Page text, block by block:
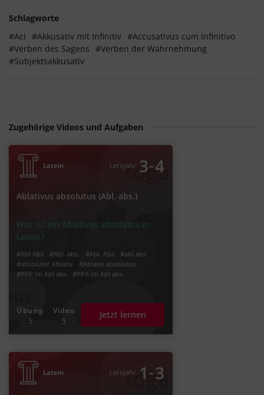
Schlagworte
#AcI #Akkusativ mit Infinitiv #Accusativus cum infinitivo
#Verben des Sagens #Verben der Wahrnehmung
#Subjektsakkusativ
Zugehörige Videos und Aufgaben
Latein Lernjahr 3‐4
Ablativus absolutus (Abl. abs.)
Was ist ein Ablativus absolutus in
Latein?
#Abl Abs #Abl. abs. #Abl. Abs
#abl.abs
#absoluter Ablativ
#Ablativ absolutus
#PPP im Abl abs
#PPA im Abl abs
Übung
5
Video
5
Jetzt lernen
Latein Lernjahr 1‐3